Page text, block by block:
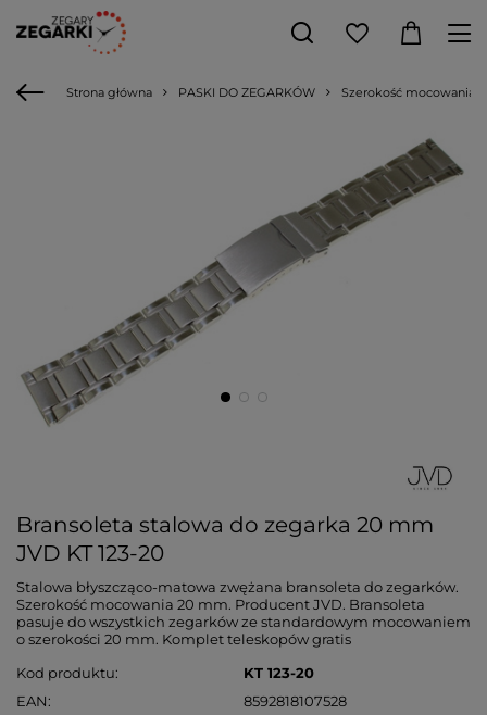
Strona główna PASKI DO ZEGARKÓW Szerokość mocowania
Bransoleta stalowa do zegarka 20 mm
JVD KT 123-20
Stalowa błyszcząco-matowa zwężana bransoleta do zegarków.
Szerokość mocowania 20 mm. Producent JVD. Bransoleta
pasuje do wszystkich zegarków ze standardowym mocowaniem
o szerokości 20 mm. Komplet teleskopów gratis
Kod produktu
KT 123-20
EAN
8592818107528